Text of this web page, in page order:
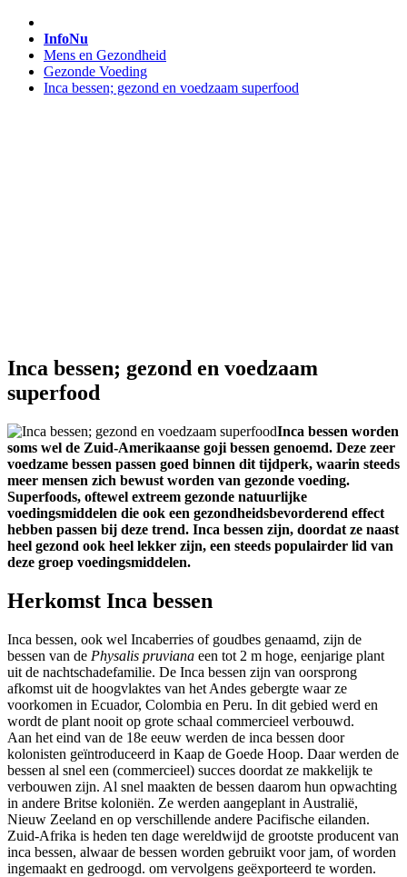
InfoNu
Mens en Gezondheid
Gezonde Voeding
Inca bessen; gezond en voedzaam superfood
Inca bessen; gezond en voedzaam
superfood
Inca bessen worden
soms wel de Zuid-Amerikaanse goji bessen genoemd. Deze zeer
voedzame bessen passen goed binnen dit tijdperk, waarin steeds
meer mensen zich bewust worden van gezonde voeding.
Superfoods, oftewel extreem gezonde natuurlijke
voedingsmiddelen die ook een gezondheidsbevorderend effect
hebben passen bij deze trend. Inca bessen zijn, doordat ze naast
heel gezond ook heel lekker zijn, een steeds populairder lid van
deze groep voedingsmiddelen.
Herkomst Inca bessen
Inca bessen, ook wel Incaberries of goudbes genaamd, zijn de
bessen van de Physalis pruviana een tot 2 m hoge, eenjarige plant
uit de nachtschadefamilie. De Inca bessen zijn van oorsprong
afkomst uit de hoogvlaktes van het Andes gebergte waar ze
voorkomen in Ecuador, Colombia en Peru. In dit gebied werd en
wordt de plant nooit op grote schaal commercieel verbouwd.
Aan het eind van de 18e eeuw werden de inca bessen door
kolonisten geïntroduceerd in Kaap de Goede Hoop. Daar werden de
bessen al snel een (commercieel) succes doordat ze makkelijk te
verbouwen zijn. Al snel maakten de bessen daarom hun opwachting
in andere Britse koloniën. Ze werden aangeplant in Australië,
Nieuw Zeeland en op verschillende andere Pacifische eilanden.
Zuid-Afrika is heden ten dage wereldwijd de grootste producent van
inca bessen, alwaar de bessen worden gebruikt voor jam, of worden
ingemaakt en gedroogd. om vervolgens geëxporteerd te worden.